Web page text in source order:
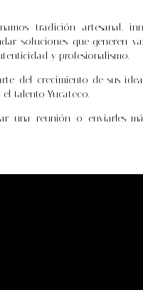
tradición artesanal,
soluciones que generen
y profesionalismo.
del crecimiento de sus
talento Yucateco.
una reunión o enviarles